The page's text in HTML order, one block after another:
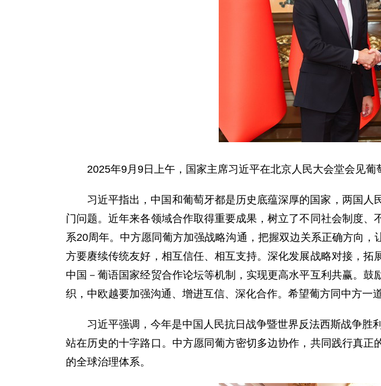
2025年9月9日上午，国家主席习近平在北京人民大会堂会见葡
习近平指出，中国和葡萄牙都是历史底蕴深厚的国家，两国
门问题。近年来各领域合作取得重要成果，树立了不同社会制度
系20周年。中方愿同葡方加强战略沟通，把握双边关系正确方向
方要赓续传统友好，相互信任、相互支持。深化发展战略对接，
中国－葡语国家经贸合作论坛等机制，实现更高水平互利共赢。
织，中欧越要加强沟通、增进互信、深化合作。希望葡方同中方一
习近平强调，今年是中国人民抗日战争暨世界反法西斯战争
站在历史的十字路口。中方愿同葡方密切多边协作，共同践行真
的全球治理体系。